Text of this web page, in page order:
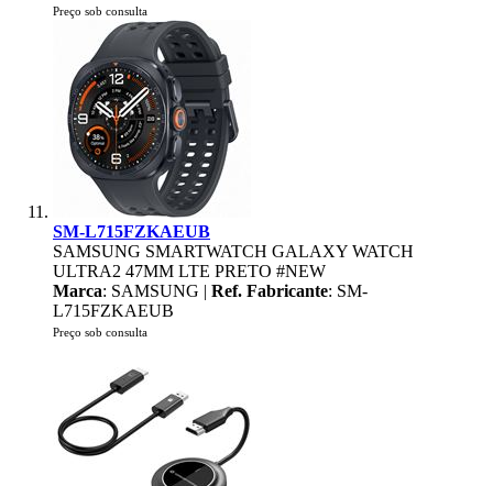
Preço sob consulta
SM-L715FZKAEUB
SAMSUNG SMARTWATCH GALAXY WATCH
ULTRA2 47MM LTE PRETO #NEW
Marca: SAMSUNG | Ref. Fabricante: SM-
L715FZKAEUB
Preço sob consulta